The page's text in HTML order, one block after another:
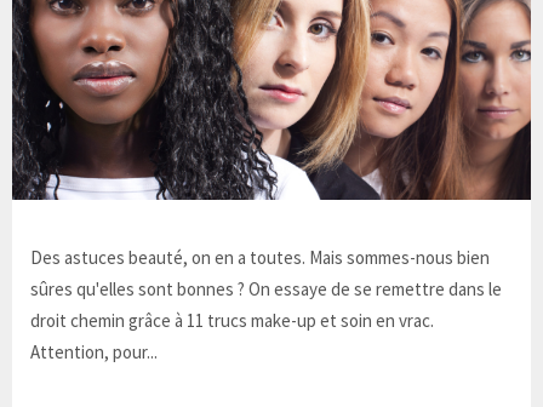
Des astuces beauté, on en a toutes. Mais sommes-nous bien
sûres qu'elles sont bonnes ? On essaye de se remettre dans le
droit chemin grâce à 11 trucs make-up et soin en vrac.
Attention, pour...